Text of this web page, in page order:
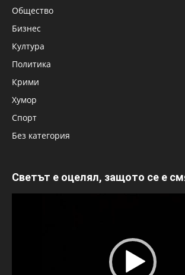
Общество
Бизнес
Култура
Политика
Крими
Хумор
Спорт
Без категория
Светът е оцелял, защото се е